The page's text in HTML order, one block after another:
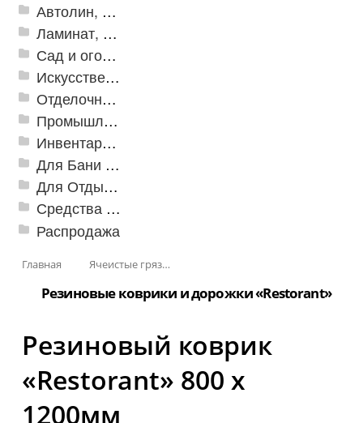
Автолин, Транслин, Линолеум
Ламинат, Кварцвиниловая плитка SPC
Сад и огород
Искусственная трава
Отделочные профили
Промышленный текстиль
Инвентарь для клининга
Для Бани и Сауны
Для Отдыха и Пикника
Средства от насекомых и садовых вредителей
Распродажа
Главная Ячеистые грязезащитные покрытия
Резиновые коврики и дорожки «Restorant»
Резиновый коврик
«Restorant» 800 х
1200мм